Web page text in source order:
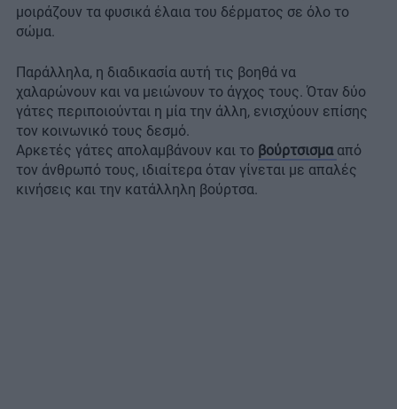
μοιράζουν τα φυσικά έλαια του δέρματος σε όλο το
σώμα.
Παράλληλα, η διαδικασία αυτή τις βοηθά να
χαλαρώνουν και να μειώνουν το άγχος τους. Όταν δύο
γάτες περιποιούνται η μία την άλλη, ενισχύουν επίσης
τον κοινωνικό τους δεσμό.
Αρκετές γάτες απολαμβάνουν και το βούρτσισμα από
τον άνθρωπό τους, ιδιαίτερα όταν γίνεται με απαλές
κινήσεις και την κατάλληλη βούρτσα.